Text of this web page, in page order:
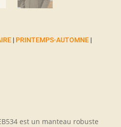
| PRINTEMPS-AUTOMNE|
est un manteau robuste